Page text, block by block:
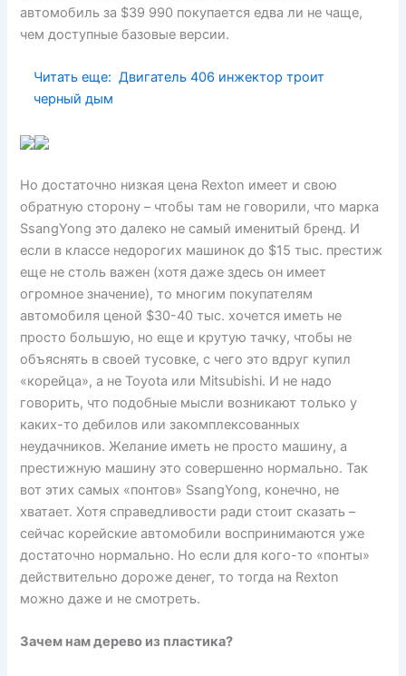
автомобиль за $39 990 покупается едва ли не чаще,
чем доступные базовые версии.
Читать еще: Двигатель 406 инжектор троит
черный дым
Но достаточно низкая цена Rexton имеет и свою
обратную сторону – чтобы там не говорили, что марка
SsangYong это далеко не самый именитый бренд. И
если в классе недорогих машинок до $15 тыс. престиж
еще не столь важен (хотя даже здесь он имеет
огромное значение), то многим покупателям
автомобиля ценой $30-40 тыс. хочется иметь не
просто большую, но еще и крутую тачку, чтобы не
объяснять в своей тусовке, с чего это вдруг купил
«корейца», а не Toyota или Mitsubishi. И не надо
говорить, что подобные мысли возникают только у
каких-то дебилов или закомплексованных
неудачников. Желание иметь не просто машину, а
престижную машину это совершенно нормально. Так
вот этих самых «понтов» SsangYong, конечно, не
хватает. Хотя справедливости ради стоит сказать –
сейчас корейские автомобили воспринимаются уже
достаточно нормально. Но если для кого-то «понты»
действительно дороже денег, то тогда на Rexton
можно даже и не смотреть.
Зачем нам дерево из пластика?